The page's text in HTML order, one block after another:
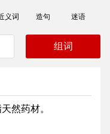
义词 造句 迷语
然药材。